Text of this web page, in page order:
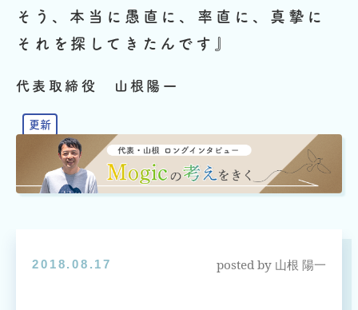
そう、本当に愚直に、率直に、真摯に
それを探してきたんです』
代表取締役 山根陽一
2018.08.17 posted by 山根 陽一